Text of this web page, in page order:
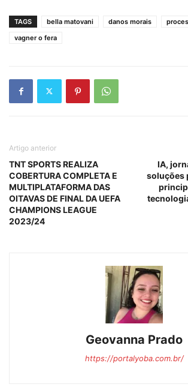
TAGS bella matovani danos morais
vagner o fera
Artigo anterior
TNT SPORTS REALIZA
COBERTURA COMPLETA E
MULTIPLATAFORMA DAS
OITAVAS DE FINAL DA UEFA
CHAMPIONS LEAGUE
2023/24
IA,
soluções
Geovanna Prado
https://portalyoba.com.br/